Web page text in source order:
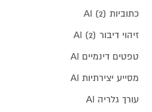
כתוביות AI (2)
זיהוי דיבור AI (2)
טפטים דינמיים AI
מסייע יצירתיות AI
עורך גלריה AI